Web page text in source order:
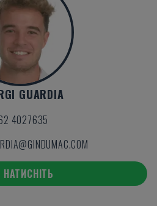
GUARDIA
4027635
НАТИСНІТЬ